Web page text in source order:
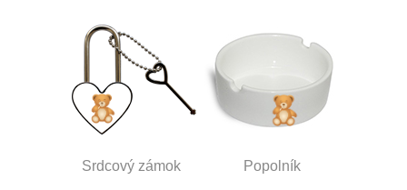
Srdcový zámok Popolník